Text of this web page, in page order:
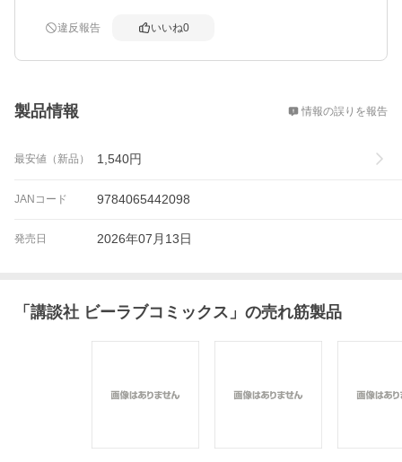
違反報告 いいね0
製品情報 情報の誤りを報告
最安値（新品） 1,540円
JANコード 9784065442098
発売日 2026年07月13日
「 講談社 ビーラブコミックス 」の売れ筋製品